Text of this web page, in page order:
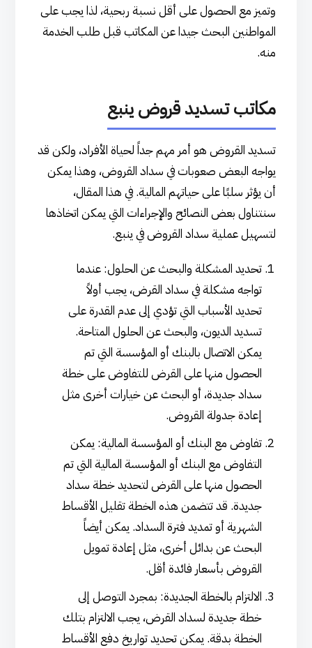
وتميز مع الحصول على أقل نسبة ربحية، لذا يجب على
المواطنين البحث جيدا عن المكاتب قبل طلب الخدمة
منه.
مكاتب تسديد قروض ينبع
تسديد القروض هو أمر مهم جداً لحياة الأفراد، ولكن قد
يواجه البعض صعوبات في سداد القروض، وهذا يمكن
أن يؤثر سلبًا على حياتهم المالية. في هذا المقال،
سنتناول بعض النصائح والإجراءات التي يمكن اتخاذها
لتسهيل عملية سداد القروض في ينبع.
تحديد المشكلة والبحث عن الحلول: عندما
تواجه مشكلة في سداد القرض، يجب أولاً
تحديد الأسباب التي تؤدي إلى عدم القدرة على
تسديد الديون، والبحث عن الحلول المتاحة.
يمكن الاتصال بالبنك أو المؤسسة التي تم
الحصول منها على القرض للتفاوض على خطة
سداد جديدة، أو البحث عن خيارات أخرى مثل
إعادة جدولة القروض.
تفاوض مع البنك أو المؤسسة المالية: يمكن
التفاوض مع البنك أو المؤسسة المالية التي تم
الحصول منها على القرض لتحديد خطة سداد
جديدة. قد تتضمن هذه الخطة تقليل الأقساط
الشهرية أو تمديد فترة السداد. يمكن أيضاً
البحث عن بدائل أخرى، مثل إعادة تمويل
القروض بأسعار فائدة أقل.
الالتزام بالخطة الجديدة: بمجرد التوصل إلى
خطة جديدة لسداد القرض، يجب الالتزام بتلك
الخطة بدقة. يمكن تحديد تواريخ دفع الأقساط